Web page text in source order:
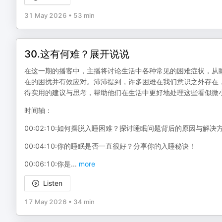
31 May 2026 • 53 min
30.这有何难？展开说说
在这一期的播客中，主播将讨论生活中各种常见的困难症状，
在的困扰并有效应对。沛沛提到，许多困难在我们意识之外存
得实用的建议与思考，帮助他们在生活中更好地处理这些看似微
时间轴：
00:02:10:如何摆脱入睡困难？探讨睡眠问题背后的原因与解决
00:04:10:你的睡眠是否一直很好？分享你的入睡秘诀！
00:06:10:你是... more
Listen
17 May 2026 • 34 min